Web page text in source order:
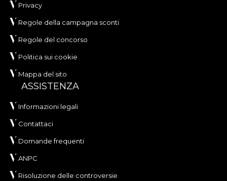
Privacy
Regole della campagna sconti
Regole del concorso
Politica sui cookie
Mappa del sito
ASSISTENZA
Informazioni legali
Contattaci
Domande frequenti
ANPC
Risoluzione delle controversie